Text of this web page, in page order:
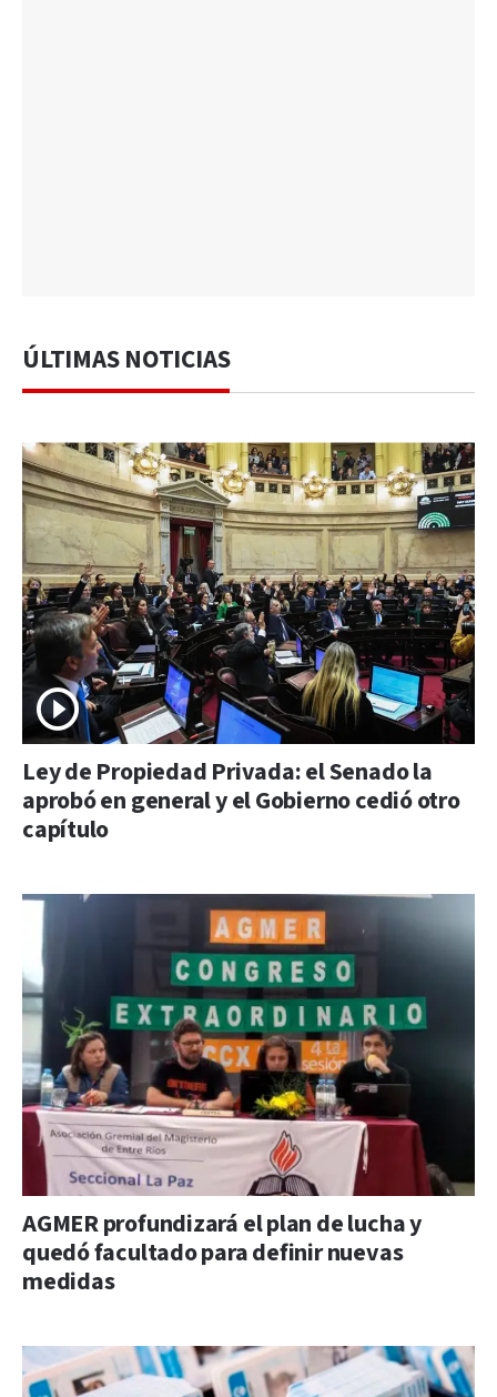
ÚLTIMAS NOTICIAS
Ley de Propiedad Privada: el Senado la
aprobó en general y el Gobierno cedió otro
capítulo
AGMER profundizará el plan de lucha y
quedó facultado para definir nuevas
medidas